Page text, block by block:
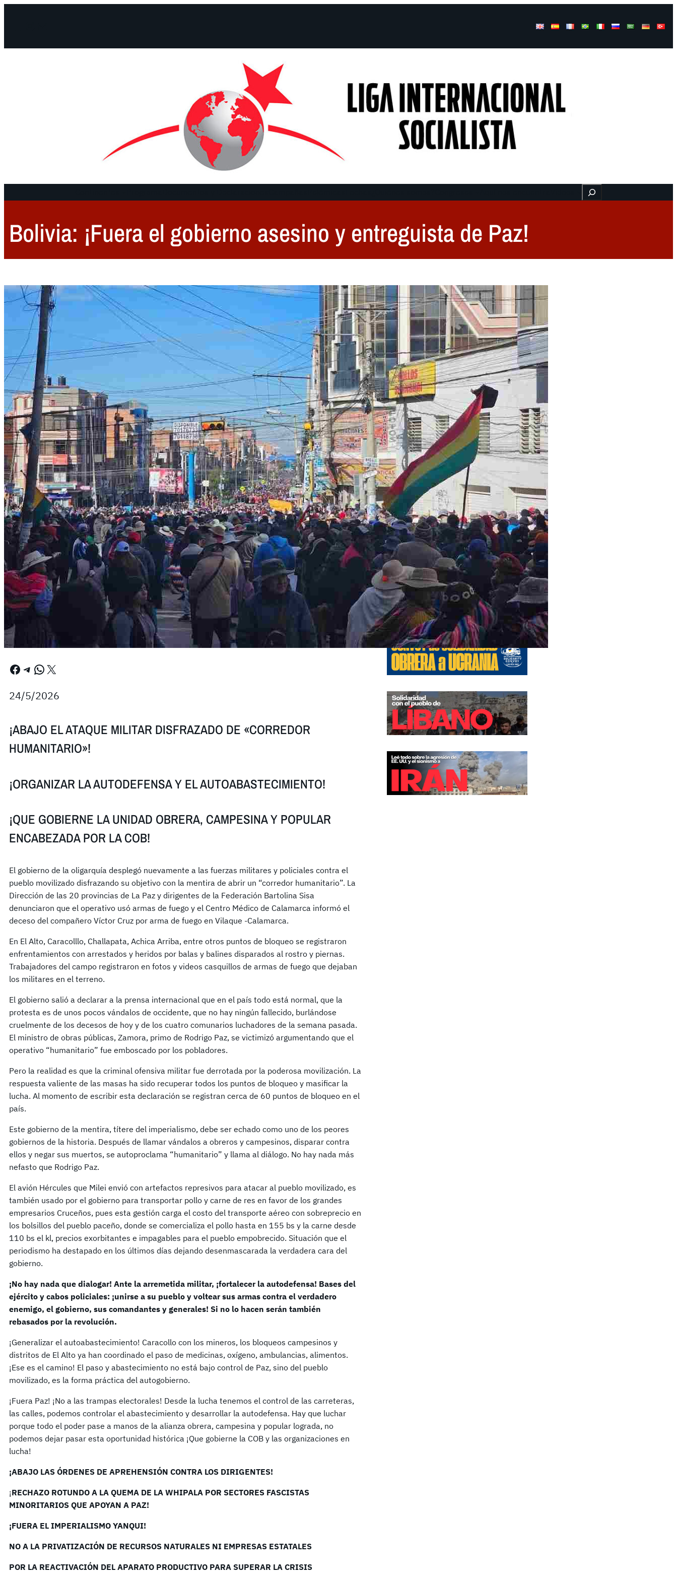
Buscar
Bolivia: ¡Fuera el gobierno asesino y entreguista de Paz!
Facebook Telegram WhatsApp X
24/5/2026
¡ABAJO EL ATAQUE MILITAR DISFRAZADO DE «CORREDOR
HUMANITARIO»!
¡ORGANIZAR LA AUTODEFENSA Y EL AUTOABASTECIMIENTO!
¡QUE GOBIERNE LA UNIDAD OBRERA, CAMPESINA Y POPULAR
ENCABEZADA POR LA COB!
El gobierno de la oligarquía desplegó nuevamente a las fuerzas militares y policiales contra el
pueblo movilizado disfrazando su objetivo con la mentira de abrir un “corredor humanitario”. La
Dirección de las 20 provincias de La Paz y dirigentes de la Federación Bartolina Sisa
denunciaron que el operativo usó armas de fuego y el Centro Médico de Calamarca informó el
deceso del compañero Víctor Cruz por arma de fuego en Vilaque -Calamarca.
En El Alto, Caracolllo, Challapata, Achica Arriba, entre otros puntos de bloqueo se registraron
enfrentamientos con arrestados y heridos por balas y balines disparados al rostro y piernas.
Trabajadores del campo registraron en fotos y videos casquillos de armas de fuego que dejaban
los militares en el terreno.
El gobierno salió a declarar a la prensa internacional que en el país todo está normal, que la
protesta es de unos pocos vándalos de occidente, que no hay ningún fallecido, burlándose
cruelmente de los decesos de hoy y de los cuatro comunarios luchadores de la semana pasada.
El ministro de obras públicas, Zamora, primo de Rodrigo Paz, se victimizó argumentando que el
operativo “humanitario” fue emboscado por los pobladores.
Pero la realidad es que la criminal ofensiva militar fue derrotada por la poderosa movilización. La
respuesta valiente de las masas ha sido recuperar todos los puntos de bloqueo y masificar la
lucha. Al momento de escribir esta declaración se registran cerca de 60 puntos de bloqueo en el
país.
Este gobierno de la mentira, títere del imperialismo, debe ser echado como uno de los peores
gobiernos de la historia. Después de llamar vándalos a obreros y campesinos, disparar contra
ellos y negar sus muertos, se autoproclama “humanitario” y llama al diálogo. No hay nada más
nefasto que Rodrigo Paz.
El avión Hércules que Milei envió con artefactos represivos para atacar al pueblo movilizado, es
también usado por el gobierno para transportar pollo y carne de res en favor de los grandes
empresarios Cruceños, pues esta gestión carga el costo del transporte aéreo con sobreprecio en
los bolsillos del pueblo paceño, donde se comercializa el pollo hasta en 155 bs y la carne desde
110 bs el kl, precios exorbitantes e impagables para el pueblo empobrecido. Situación que el
periodismo ha destapado en los últimos días dejando desenmascarada la verdadera cara del
gobierno.
¡No hay nada que dialogar! Ante la arremetida militar, ¡fortalecer la autodefensa! Bases del
ejército y cabos policiales: ¡unirse a su pueblo y voltear sus armas contra el verdadero
enemigo, el gobierno, sus comandantes y generales! Si no lo hacen serán también
rebasados por la revolución.
¡Generalizar el autoabastecimiento! Caracollo con los mineros, los bloqueos campesinos y
distritos de El Alto ya han coordinado el paso de medicinas, oxígeno, ambulancias, alimentos.
¡Ese es el camino! El paso y abastecimiento no está bajo control de Paz, sino del pueblo
movilizado, es la forma práctica del autogobierno.
¡Fuera Paz! ¡No a las trampas electorales! Desde la lucha tenemos el control de las carreteras,
las calles, podemos controlar el abastecimiento y desarrollar la autodefensa. Hay que luchar
porque todo el poder pase a manos de la alianza obrera, campesina y popular lograda, no
podemos dejar pasar esta oportunidad histórica ¡Que gobierne la COB y las organizaciones en
lucha!
¡ABAJO LAS ÓRDENES DE APREHENSIÓN CONTRA LOS DIRIGENTES!
¡RECHAZO ROTUNDO A LA QUEMA DE LA WHIPALA POR SECTORES FASCISTAS
MINORITARIOS QUE APOYAN A PAZ!
¡FUERA EL IMPERIALISMO YANQUI!
NO A LA PRIVATIZACIÓN DE RECURSOS NATURALES NI EMPRESAS ESTATALES
POR LA REACTIVACIÓN DEL APARATO PRODUCTIVO PARA SUPERAR LA CRISIS
Ediciones anteriores